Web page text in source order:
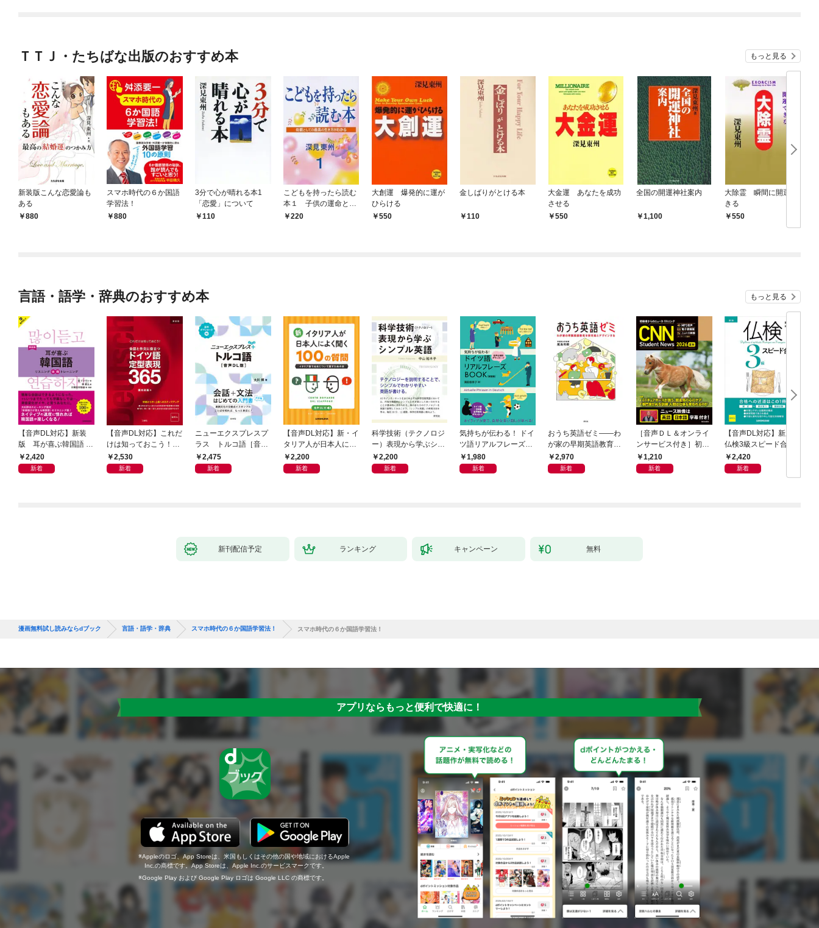
ＴＴＪ・たちばな出版のおすすめ本 もっと見る
新装版こんな恋愛論も
ある
880
スマホ時代の６か国語
学習法！
880
3分で心が晴れる本1
「恋愛」について
110
こどもを持ったら読む
本１ 子供の運命と親
の関係
220
大創運 爆発的に運が
ひらける
550
金しばりがとける本
110
大金運 あなたを成功
させる
550
全国の開運神社案内
1,100
大除霊 瞬間に開運で
きる
550
言語・語学・辞典のおすすめ本 もっと見る
【音声DL対応】新装
版 耳が喜ぶ韓国語 リ
スニング体得トレーニ
ング
2,420
新着
【音声DL対応】これだ
けは知っておこう！
新装版 会話と作文に役
立つドイツ語定型表現
2,530
新着
ニューエクスプレスプ
ラス トルコ語［音声
DL版］
2,475
新着
【音声DL対応】新・イ
タリア人が日本人によ
く聞く100の質問
2,200
新着
科学技術（テクノロジ
ー）表現から学ぶシン
プル英語
2,200
新着
気持ちが伝わる！ ドイ
ツ語リアルフレーズB
OOK〈新装版〉
1,980
新着
おうち英語ゼミ――わ
が家の早期英語教育を
研究者とデザインする
2,970
新着
［音声ＤＬ＆オンライ
ンサービス付き］初級
者からのニュース・リ
スニング CNN Student
1,210
新着
【音声DL対応】新版
仏検3級スピード合格
2,420
新着
新刊配信予定 ランキング キャンペーン 無料
漫画無料試し読みならdブック 言語・語学・辞典 スマホ時代の６か国語学習法！ スマホ時代の６か国語学習法！
アプリならもっと便利で快適に！
Appleのロゴ、App Storeは、米国もしくはその他の国や地域におけるApple
Inc.の商標です。App Storeは、Apple Inc.のサービスマークです。
Google Play および Google Play ロゴは Google LLC の商標です。